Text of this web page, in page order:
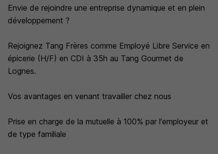
Envie de rejoindre une entreprise dynamique et en plein
développement ?
Rejoignez Tang Frères comme Employé Libre Service en
épicerie (H/F) en CDI à 35h au Tang Gourmet de
Lognes.
Vos avantages en venant travailler chez nous
Prise en charge de la mutuelle à 100% par l'employeur et
de type familiale